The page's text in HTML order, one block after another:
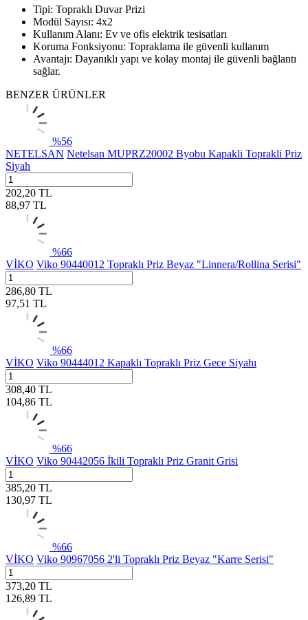
Tipi: Topraklı Duvar Prizi
Modül Sayısı: 4x2
Kullanım Alanı: Ev ve ofis elektrik tesisatları
Koruma Fonksiyonu: Topraklama ile güvenli kullanım
Avantajı: Dayanıklı yapı ve kolay montaj ile güvenli bağlantı
sağlar.
BENZER ÜRÜNLER
%56
NETELSAN Netelsan MUPRZ20002 Byobu Kapakli Toprakli Priz
Siyah
202,20 TL
88,97 TL
%66
VİKO Viko 90440012 Topraklı Priz Beyaz "Linnera/Rollina Serisi"
286,80 TL
97,51 TL
%66
VİKO Viko 90444012 Kapaklı Topraklı Priz Gece Siyahı
308,40 TL
104,86 TL
%66
VİKO Viko 90442056 İkili Topraklı Priz Granit Grisi
385,20 TL
130,97 TL
%66
VİKO Viko 90967056 2'li Topraklı Priz Beyaz "Karre Serisi"
373,20 TL
126,89 TL